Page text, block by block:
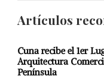
Artículos
Cuna recibe el 1er
Arquitectura
Península